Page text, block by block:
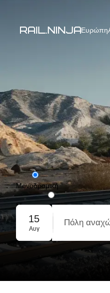
Ευρώπη
Μονοδρομική
Με επιστροφή
Ομαδική κράτηση
15
Αυγ
Πόλη